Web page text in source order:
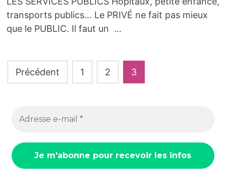
transports publics… Le PRIVÉ ne fait pas mieux
que le PUBLIC. Il faut un …
Pagination
des
Précédent 1 2 3